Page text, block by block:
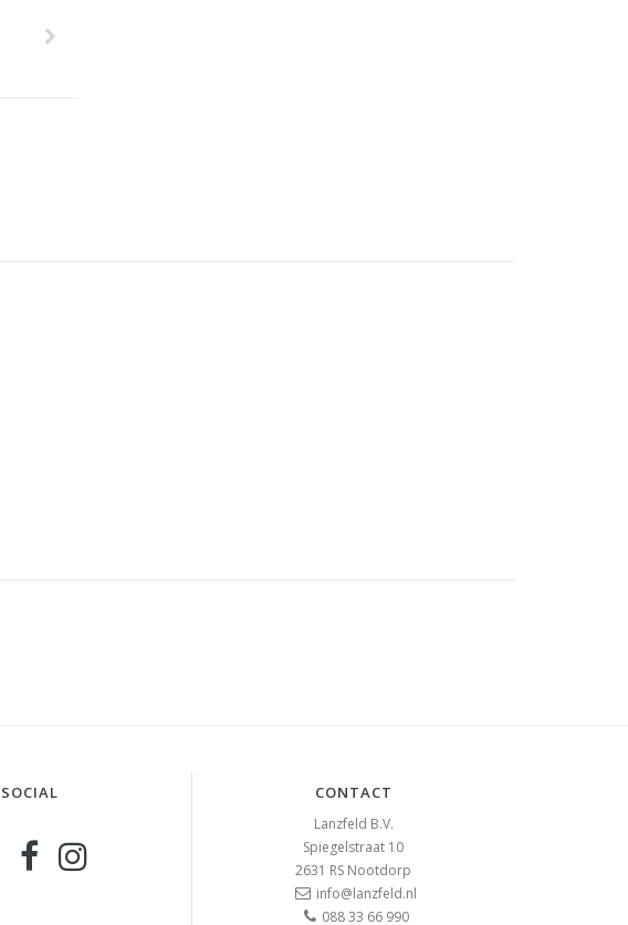
SOCIAL CONTACT
Lanzfeld B.V.
Spiegelstraat 10
2631 RS Nootdorp
info@lanzfeld.nl
088 33 66 990